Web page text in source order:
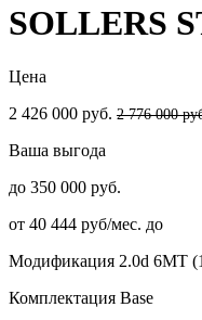
SOLLERS
Цена
2 426 000 руб. 2 776 000
Ваша выгода
до 350 000 руб.
от 40 444 руб/мес. до
Модификация 2.0d 6MT
Комплектация Base